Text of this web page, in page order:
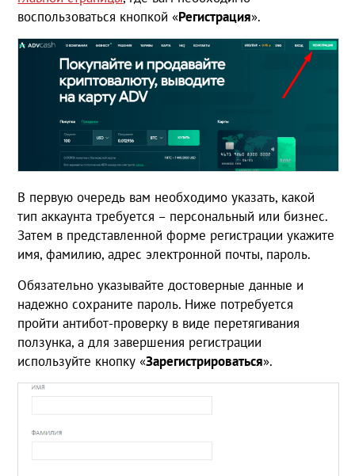
воспользоваться кнопкой «Регистрация».
В первую очередь вам необходимо указать, какой
тип аккаунта требуется – персональный или бизнес.
Затем в представленной форме регистрации укажите
имя, фамилию, адрес электронной почты, пароль.
Обязательно указывайте достоверные данные и
надежно сохраните пароль. Ниже потребуется
пройти антибот-проверку в виде перетягивания
ползунка, а для завершения регистрации
используйте кнопку «Зарегистрироваться».